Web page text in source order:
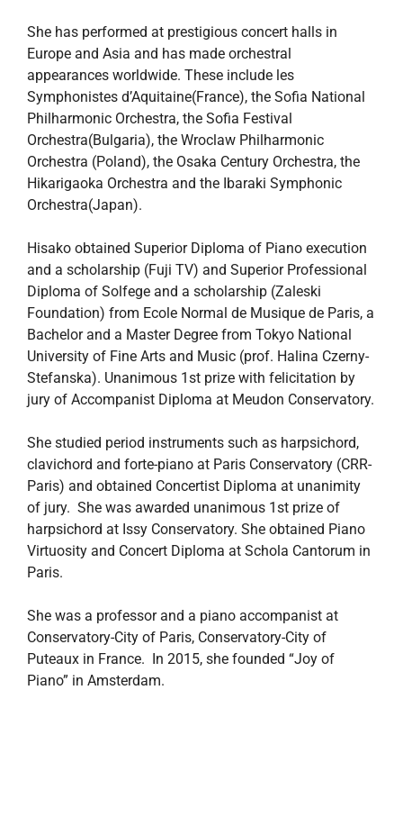
She has performed at prestigious concert halls in
Europe and Asia and has made orchestral
appearances worldwide. These include les
Symphonistes d’Aquitaine(France), the Sofia National
Philharmonic Orchestra, the Sofia Festival
Orchestra(Bulgaria), the Wroclaw Philharmonic
Orchestra (Poland), the Osaka Century Orchestra, the
Hikarigaoka Orchestra and the Ibaraki Symphonic
Orchestra(Japan).
Hisako obtained Superior Diploma of Piano execution
and a scholarship (Fuji TV) and Superior Professional
Diploma of Solfege and a scholarship (Zaleski
Foundation) from Ecole Normal de Musique de Paris, a
Bachelor and a Master Degree from Tokyo National
University of Fine Arts and Music (prof. Halina Czerny-
Stefanska). Unanimous 1st prize with felicitation by
jury of Accompanist Diploma at Meudon Conservatory.
She studied period instruments such as harpsichord,
clavichord and forte-piano at Paris Conservatory (CRR-
Paris) and obtained Concertist Diploma at unanimity
of jury. She was awarded unanimous 1st prize of
harpsichord at Issy Conservatory. She obtained Piano
Virtuosity and Concert Diploma at Schola Cantorum in
Paris.
She was a professor and a piano accompanist at
Conservatory-City of Paris, Conservatory-City of
Puteaux in France. In 2015, she founded “Joy of
Piano” in Amsterdam.